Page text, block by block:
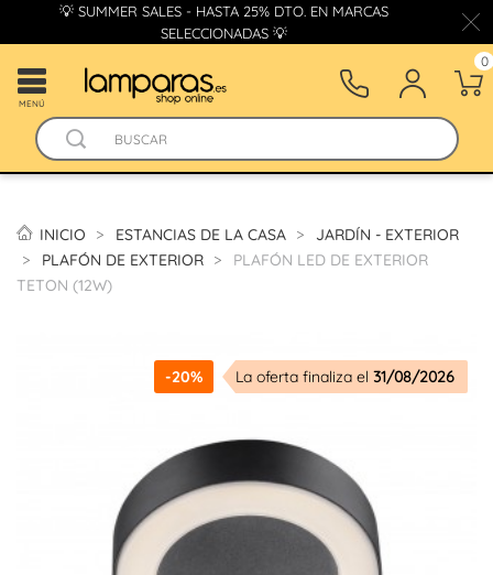
💡 SUMMER SALES - HASTA 25% DTO. EN MARCAS
SELECCIONADAS 💡
MENÚ
0
INICIO ESTANCIAS DE LA CASA
JARDÍN - EXTERIOR
PLAFÓN DE EXTERIOR
PLAFÓN LED DE EXTERIOR
TETON (12W)
-20% La oferta finaliza el 31/08/2026